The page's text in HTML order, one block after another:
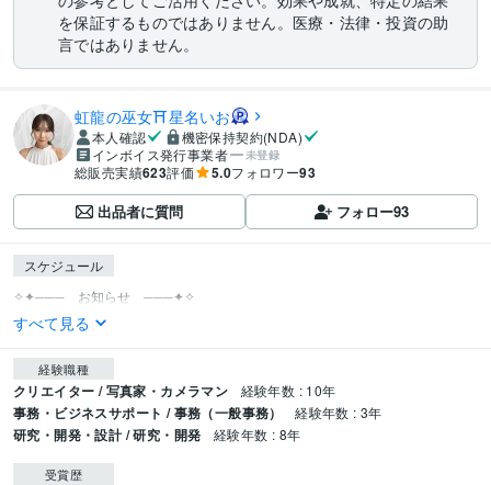
を保証するものではありません。医療・法律・投資の助
言ではありません。
虹龍の巫女⛩️星名いお
本人確認
機密保持契約(NDA)
インボイス発行事業者
未登録
総販売実績623評価 5.0フォロワー93
出品者に質問 フォロー93
スケジュール
すべて見る
経験職種
クリエイター / 写真家・カメラマン 経験年数 : 10年
事務・ビジネスサポート / 事務（一般事務） 経験年数 : 3年
研究・開発・設計 / 研究・開発 経験年数 : 8年
受賞歴